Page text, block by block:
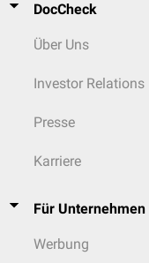
DocCheck
Über Uns
Investor Relations
Presse
Karriere
Für Unternehmen
Werbung